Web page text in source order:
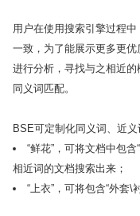
用户在使用搜索引擎过程
一致，为了能展示更多更
进行分析，寻找与之相近的
同义词匹配。
BSE可定制化同义词、近义
“鲜花”，可将文档中包
相近词的文档搜索出来；
“上衣”，可将包含“外套\